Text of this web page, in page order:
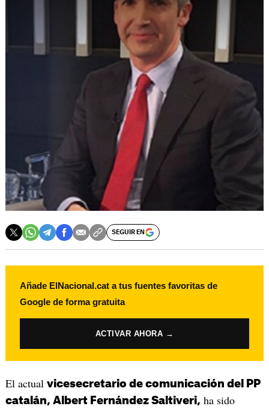
SEGUIR EN
Añade ElNacional.cat a tus fuentes favoritas de
Google de forma gratuita
ACTIVAR AHORA →
El actual vicesecretario de comunicación del PP
catalán, Albert Fernández Saltiveri, ha sido